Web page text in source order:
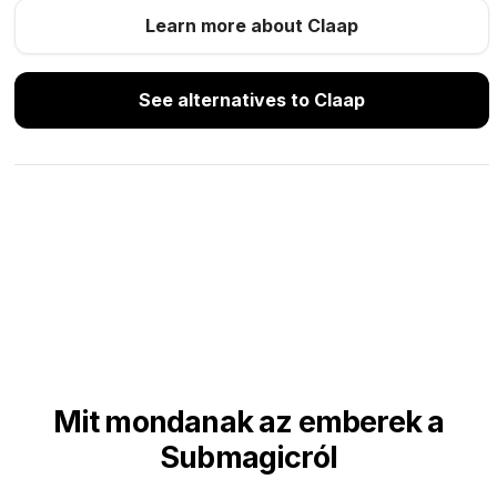
Learn more about Claap
See alternatives to Claap
Mit mondanak az emberek a
Submagicról